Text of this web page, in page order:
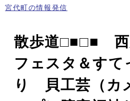
宮代町の情報発信
散歩道□■□■ 西
フェスタ＆すて
り 貝工芸（カ